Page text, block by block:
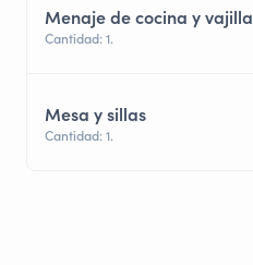
Menaje de cocina y vajilla
Cantidad: 1.
Mesa y sillas
Cantidad: 1.